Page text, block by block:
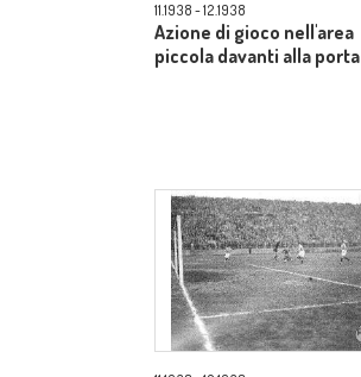
11.1938 - 12.1938
Azione di gioco nell'area
piccola davanti alla porta